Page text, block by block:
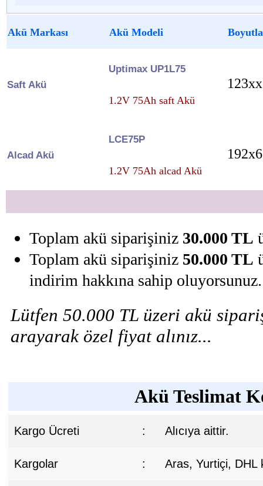
Akü Markası Akü Modeli
Saft Akü
Uptimax UP1L75
1.2V 75Ah saft Akü
Alcad Akü
LCE75P
1.2V 75Ah alcad Akü
Toplam akü siparişiniz 30.000 TL
Toplam akü siparişiniz 50.000 TL
indirim hakkına sahip oluyorsunuz.
Lütfen 50.000 TL üzeri akü
arayarak özel fiyat alınız...
Akü Teslimat
Kargo Ücreti : Alıcıya aittir.
Kargolar : Aras, Yurtiçi, DHL